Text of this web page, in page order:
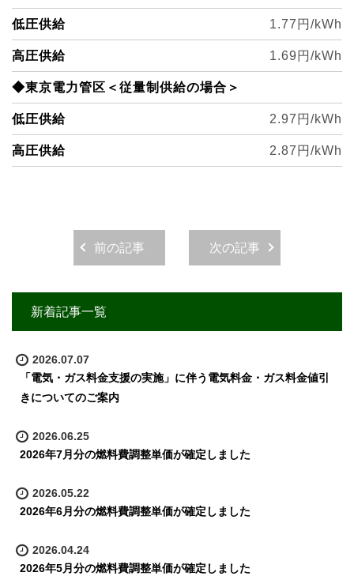
低圧供給 1.77円/kWh
高圧供給 1.69円/kWh
◆東京電力管区＜従量制供給の場合＞
低圧供給 2.97円/kWh
高圧供給 2.87 円/kWh
前の記事 次の記事
新着記事一覧
2026.07.07
「電気・ガス料金支援の実施」に伴う電気料金・ガス料金値引
きについてのご案内
2026.06.25
2026年7月分の燃料費調整単価が確定しました
2026.05.22
2026年6月分の燃料費調整単価が確定しました
2026.04.24
2026年5月分の燃料費調整単価が確定しました